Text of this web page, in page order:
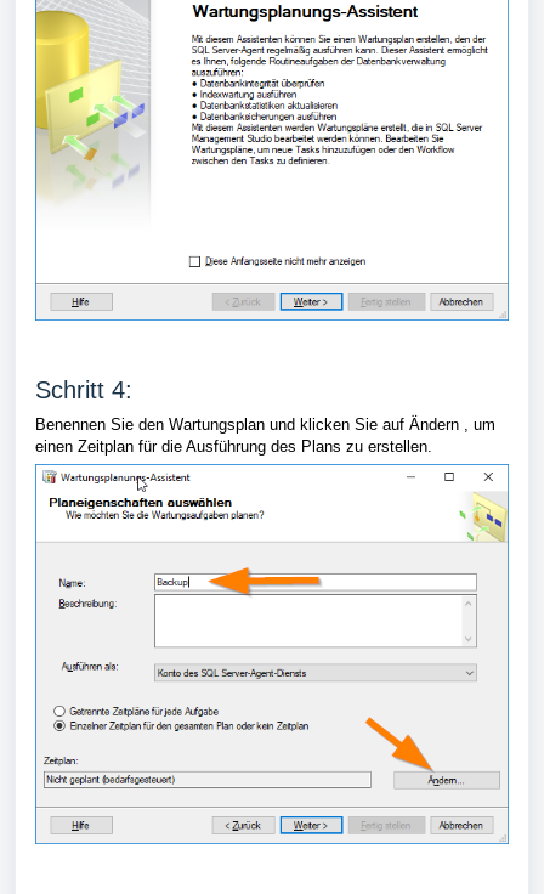
Schritt 4:
Benennen Sie den Wartungsplan und klicken Sie auf Ändern , um
einen Zeitplan für die Ausführung des Plans zu erstellen.